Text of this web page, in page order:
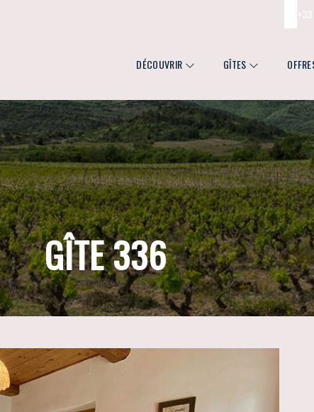
DÉCOUVRIR GÎTES
GÎTE 336